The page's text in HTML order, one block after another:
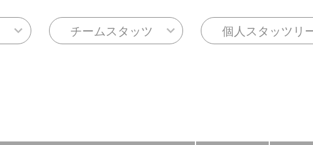
チームスタッツ 個人スタッツリ